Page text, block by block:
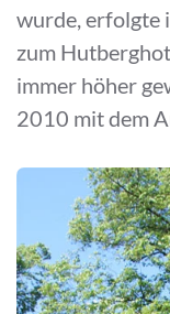
wurde, erfolgte
zum
immer höher
2010 mit dem